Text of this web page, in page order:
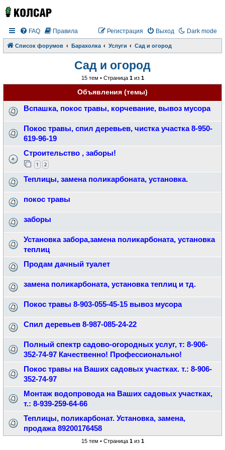
Dark mode
FAQ Правила Выход
Регистрация
Список форумов Барахолка Услуги Сад и огород
Сад и огород
15 тем • Страница 1из 1
Объявления (темы)
Вспашка, покос травы, корчевание, вывоз мусора
Покос травы, спил деревьев, чистка участка 8-950-
619-96-19
Строительство , заборы!
1 2
Теплицы, замена поликарбоната, установка.
покос травы
заборы
Установка забора,замена поликарбоната, установка
теплиц
Продам дачный туалет
замена поликарбоната, установка теплиц и тд.
Покос травы 8-903-055-45-15 вывоз мусора
Спил деревьев 8-987-085-24-22
Полный спектр садово-огородных услуг, т: 8-906-
352-74-97 Качественно! Профессионально!
Покос травы на Ваших садовых участках. т.: 8-906-
352-74-97
Монтаж водопровода на Ваших садовых участках,
т.: 8-939-259-64-66
Теплицы, поликарбонат. Установка, замена,
продажа 89200176458
15 тем • Страница 1из 1